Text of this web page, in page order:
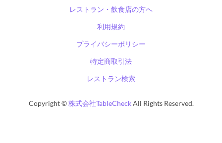
レストラン・飲食店の方へ
利用規約
プライバシーポリシー
特定商取引法
レストラン検索
Copyright ©株式会社TableCheckAll Rights Reserved.